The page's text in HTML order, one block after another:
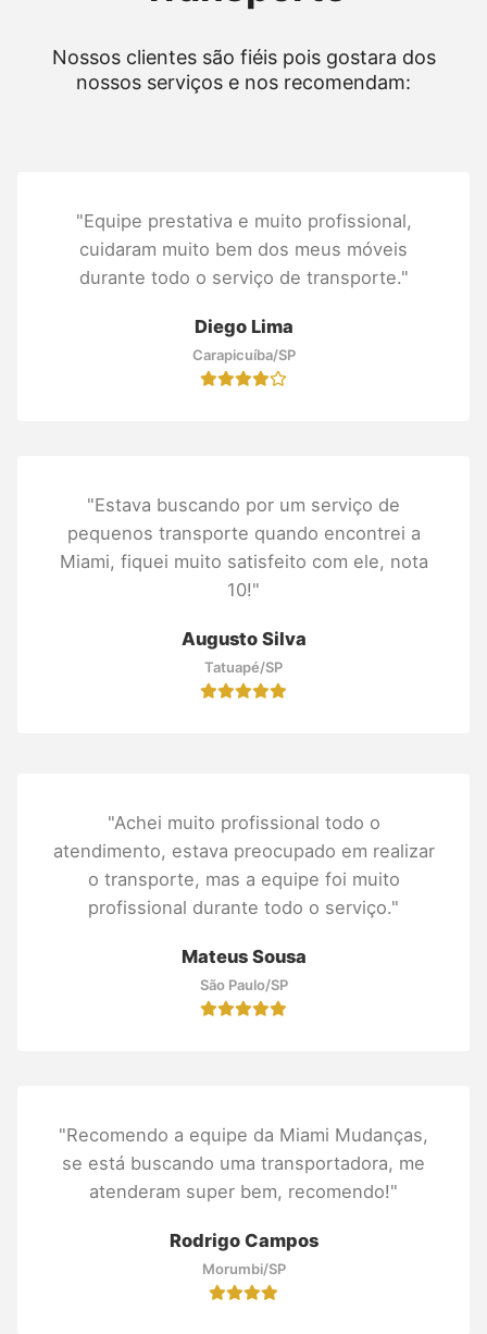
Nossos clientes são fiéis pois gostara dos
nossos serviços e nos recomendam:
"Equipe prestativa e muito profissional,
cuidaram muito bem dos meus móveis
durante todo o serviço de transporte."
Diego Lima
Carapicuíba/SP
"Estava buscando por um serviço de
pequenos transporte quando encontrei a
Miami, fiquei muito satisfeito com ele, nota
10!"
Augusto Silva
Tatuapé/SP
"Achei muito profissional todo o
atendimento, estava preocupado em realizar
o transporte, mas a equipe foi muito
profissional durante todo o serviço."
Mateus Sousa
São Paulo/SP
"Recomendo a equipe da Miami Mudanças,
se está buscando uma transportadora, me
atenderam super bem, recomendo!"
Rodrigo Campos
Morumbi/SP